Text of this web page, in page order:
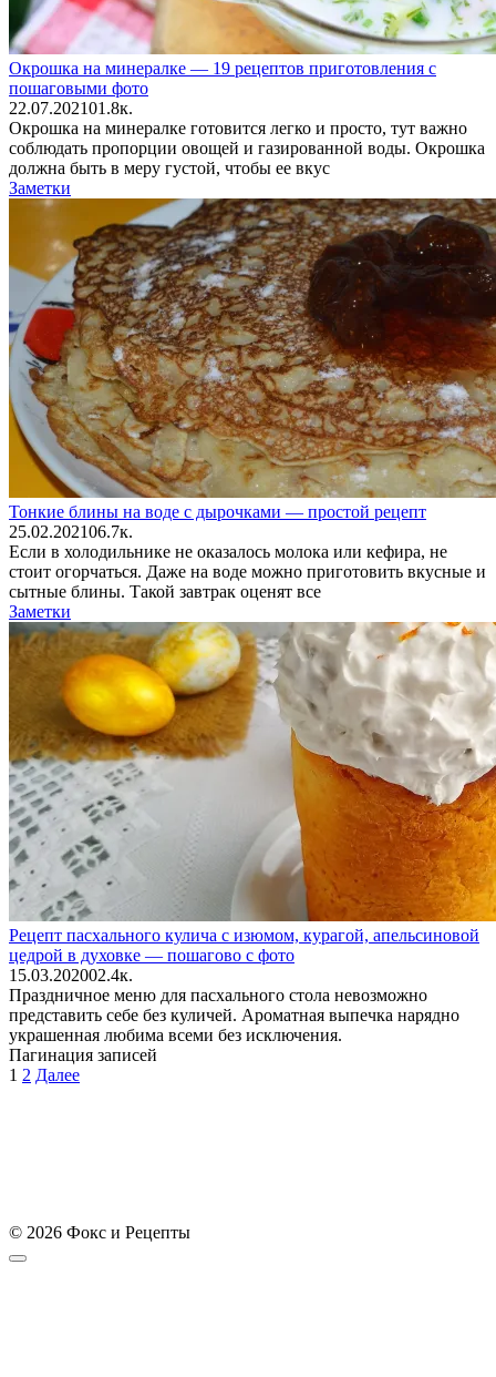
Окрошка на минералке — 19 рецептов приготовления с
пошаговыми фото
22.07.202101.8к.
Окрошка на минералке готовится легко и просто, тут важно
соблюдать пропорции овощей и газированной воды. Окрошка
должна быть в меру густой, чтобы ее вкус
Заметки
Тонкие блины на воде с дырочками — простой рецепт
25.02.202106.7к.
Если в холодильнике не оказалось молока или кефира, не
стоит огорчаться. Даже на воде можно приготовить вкусные и
сытные блины. Такой завтрак оценят все
Заметки
Рецепт пасхального кулича с изюмом, курагой, апельсиновой
цедрой в духовке — пошагово с фото
15.03.202002.4к.
Праздничное меню для пасхального стола невозможно
представить себе без куличей. Ароматная выпечка нарядно
украшенная любима всеми без исключения.
Пагинация записей
1 2 Далее
© 2026 Фокс и Рецепты